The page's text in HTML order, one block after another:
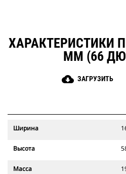
ХАРАКТЕРИСТИКИ
ММ (66
cloud_download ЗАГРУЗИТЬ
Ширина
Высота
Масса